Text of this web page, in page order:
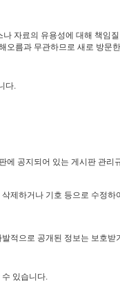
자료의 유용성에 대해 책임
름과 무관하므로 새로 방문
다.
공지되어 있는 게시판 관
제하거나 기호 등으로 수정하
적으로 공개된 정보는 보호
있습니다.